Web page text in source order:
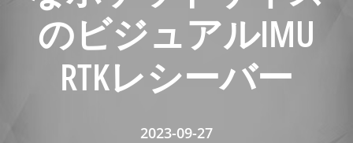
のビジュアルIMU
RTKレシーバー
2023-09-27